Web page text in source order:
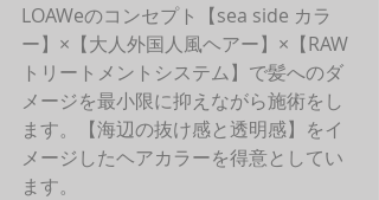
LOAWeのコンセプト【sea side カラ
ー】×【大人外国人風ヘアー】×【RAW
トリートメントシステム】で髪へのダ
メージを最小限に抑えながら施術をし
ます。【海辺の抜け感と透明感】をイ
メージしたヘアカラーを得意としてい
ます。